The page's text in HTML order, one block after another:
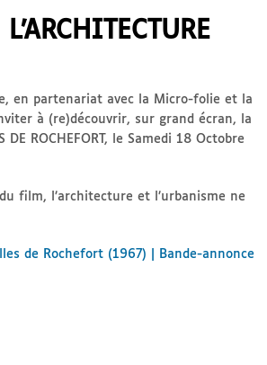
en partenariat avec la Micro-folie et la
à (re)découvrir, sur grand écran, la
ROCHEFORT, le Samedi 18 Octobre
film, l’architecture et l’urbanisme ne
de Rochefort (1967) | Bande-annonce